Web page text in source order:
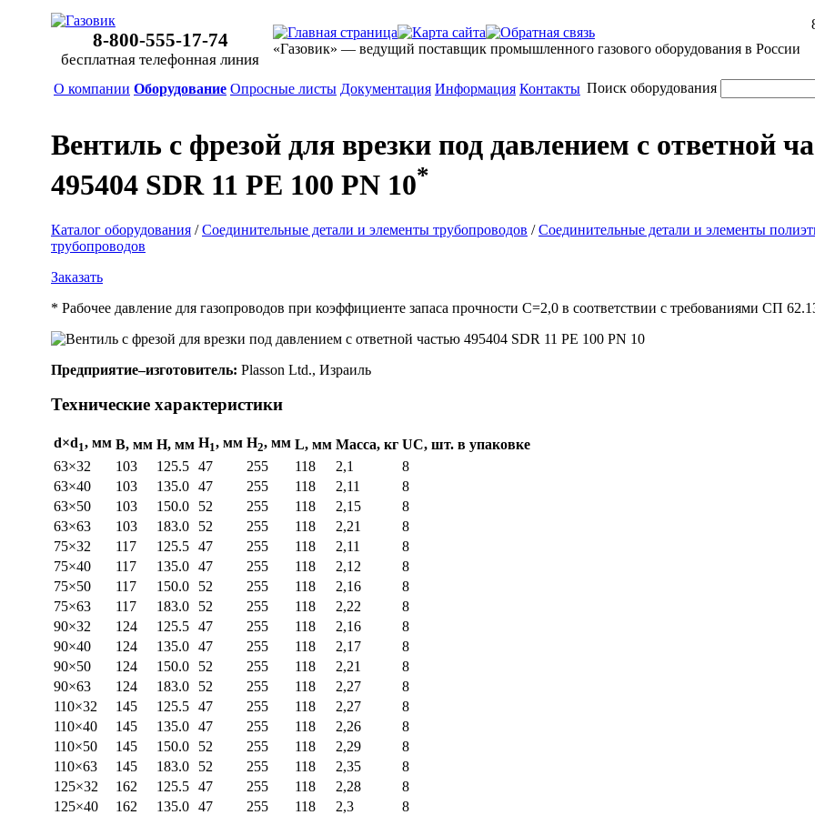
8-800-555-17-74
бесплатная телефонная линия
«Газовик» — ведущий поставщик промышленного газового оборудования в России
О компании Оборудование Опросные листы Документация Информация Контакты Поиск оборудования
Вентиль с фрезой для врезки под давлением с ответной
495404 SDR 11 PE 100 PN 10*
Каталог оборудования /Соединительные детали и элементы трубопроводов /Соединительные детали и элементы
трубопроводов
Заказать
* Рабочее давление для газопроводов при коэффициенте запаса прочности С=2,0 в соответствии с требованиями СП
Предприятие–изготовитель: Plasson Ltd., Израиль
Технические характеристики
d×d1, мм В, мм H, мм H1, мм Н2, мм L, мм Масса, кг UC, шт. в упаковке
63×32
103 125.5 47 255 118 2,1
8
63×40
103 135.0 47 255 118 2,11
8
63×50
103 150.0 52 255 118 2,15
8
63×63
103 183.0 52 255 118 2,21
8
75×32
117 125.5 47 255 118 2,11
8
75×40
117 135.0 47 255 118 2,12
8
75×50
117 150.0 52 255 118 2,16
8
75×63
117 183.0 52 255 118 2,22
8
90×32
124 125.5 47 255 118 2,16
8
90×40
124 135.0 47 255 118 2,17
8
90×50
124 150.0 52 255 118 2,21
8
90×63
124 183.0 52 255 118 2,27
8
110×32
145 125.5 47 255 118 2,27
8
110×40
145 135.0 47 255 118 2,26
8
110×50
145 150.0 52 255 118 2,29
8
110×63
145 183.0 52 255 118 2,35
8
125×32
162 125.5 47 255 118 2,28
8
125×40
162 135.0 47 255 118 2,3 8